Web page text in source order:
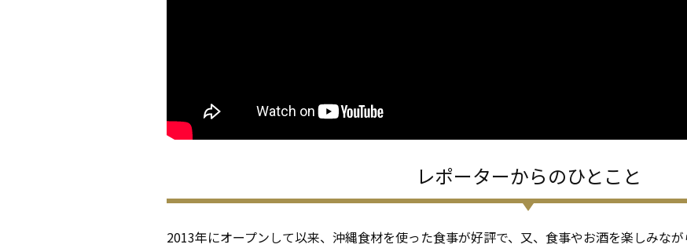
レポーターからのひとこと
2013年にオープンして以来、沖縄食材を使った食事が好評で、又、食事やお酒を楽しみな